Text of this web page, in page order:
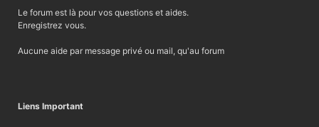
Le forum est là pour vos questions et aides.
Enregistrez vous.
Aucune aide par message privé ou mail, qu'au forum
Liens Important